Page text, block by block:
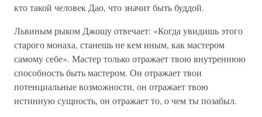
кто такой человек Дао, что значит быть буддой.
Львиным рыком Джошу отвечает: «Когда увидишь этого
старого монаха, станешь не кем иным, как мастером
самому себе». Мастер только отражает твою внутреннюю
способность быть мастером. Он отражает твои
потенциальные возможности, он отражает твою
истинную сущность, он отражает то, о чем ты позабыл.